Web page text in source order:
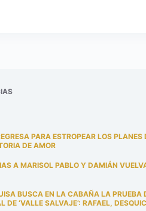
PARA ESTROPEAR LOS
DE AMOR
A MARISOL PABLO Y DAMIÁN
BUSCA EN LA CABAÑA LA PRUEBA
DE ‘VALLE SALVAJE’: RAFAEL,